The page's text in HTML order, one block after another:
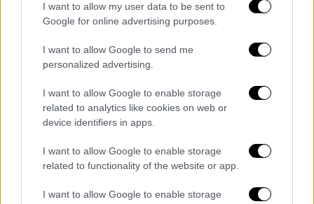
I want to allow my user data to be sent to
Google for online advertising purposes.
I want to allow Google to send me
personalized advertising.
I want to allow Google to enable storage
related to analytics like cookies on web or
device identifiers in apps.
I want to allow Google to enable storage
related to functionality of the website or app.
I want to allow Google to enable storage
Μικρό Κεραμεικό, σε σκηνοθεσία
Μάρτα
Μπουτσάκα. Ένα τροχαίο γίνεται η αφορμή
να έρθουν στην επιφάνεια καλά κρυμμένα
οικογενειακά μυστικά και τραύματα, να
δοκιμαστούν δυνατές ανθρώπινες σχέσεις
και να αμφισβητηθούν κοινωνικά
στερεότυπα.
Τρεις άνθρωποι -ένα κορίτσι 12 ετών, μια
νεαρή γυναίκα και ένας μεσήλικας-
επέβαιναν στο ίδιο όχημα, γεγονός για το